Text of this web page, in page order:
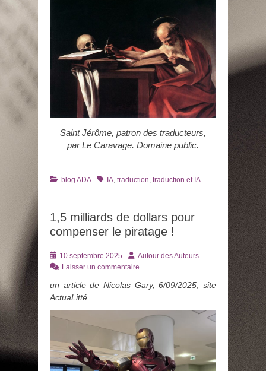
Saint Jérôme, patron des traducteurs,
par Le Caravage. Domaine public.
Catégories
blog ADA Tags
IA traduction traduction et IA
1,5 milliards de dollars pour
compenser le piratage !
Posté
le
10 septembre 2025 AuteurAutour des Auteurs
Laisser un commentaire
un article de Nicolas Gary, 6/09/2025 ,site
ActuaLitté